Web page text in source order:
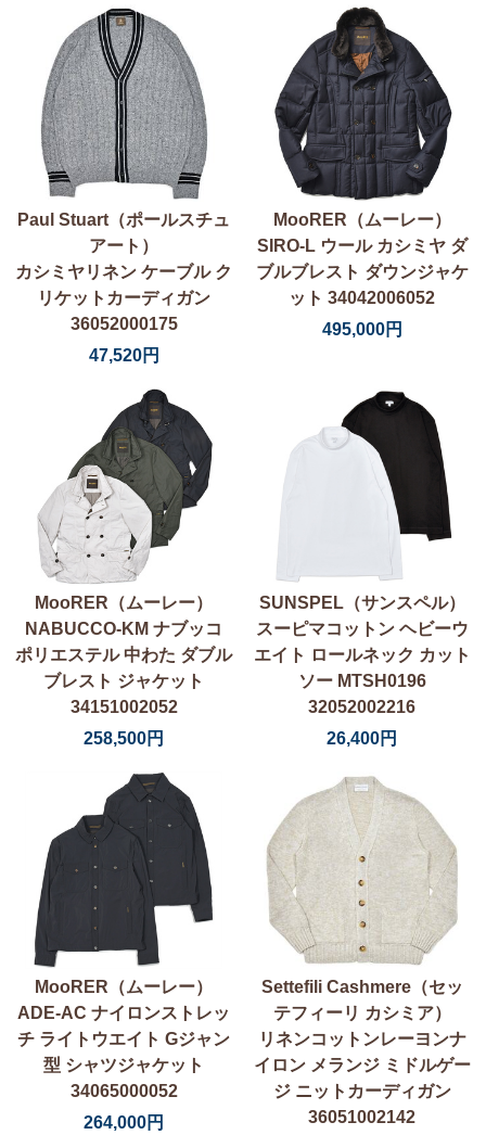
Paul Stuart（ポールスチュ
アート）
カシミヤリネン ケーブル ク
リケットカーディガン
36052000175
47,520円
MooRER（ムーレー）
SIRO-L ウール カシミヤ ダ
ブルブレスト ダウンジャケ
ット 34042006052
495,000円
MooRER（ムーレー）
NABUCCO-KM ナブッコ
ポリエステル 中わた ダブル
ブレスト ジャケット
34151002052
258,500円
SUNSPEL（サンスペル）
スーピマコットン ヘビーウ
エイト ロールネック カット
ソー MTSH0196
32052002216
26,400円
MooRER（ムーレー）
ADE-AC ナイロンストレッ
チ ライトウエイト Gジャン
型 シャツジャケット
34065000052
264,000円
Settefili Cashmere（セッ
テフィーリ カシミア）
リネンコットンレーヨンナ
イロン メランジ ミドルゲー
ジ ニットカーディガン
36051002142